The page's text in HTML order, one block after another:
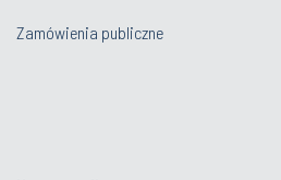
Zamówienia publiczne